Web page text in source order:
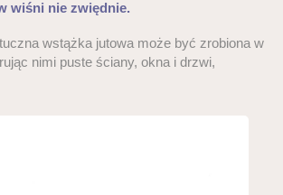
wiśni nie zwiędnie.
wstążka jutowa może być zrobiona w
nimi puste ściany, okna i drzwi,